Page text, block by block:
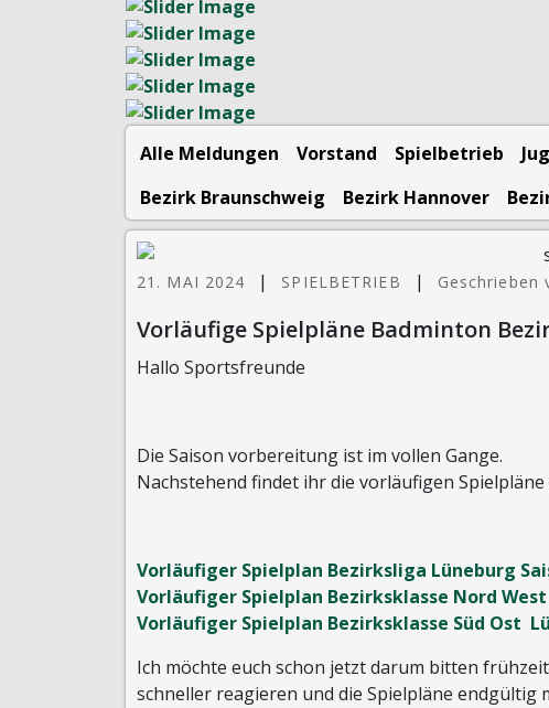
Alle Meldungen Vorstand Spielbetrieb
Bezirk Braunschweig
Bezirk Hannover
21. MAI 2024 | SPIELBETRIEB | Geschrieben
Vorläufige Spielpläne Badminton
Hallo Sportsfreunde
Die Saison vorbereitung ist im vollen Gange.
Nachstehend findet ihr die vorläufigen
Vorläufiger Spielplan Bezirksliga Lüneburg
Vorläufiger Spielplan Bezirksklasse Nord West
Vorläufiger Spielplan Bezirksklasse Süd Ost
Ich möchte euch schon jetzt darum bitten
schneller reagieren und die Spielpläne endgültig